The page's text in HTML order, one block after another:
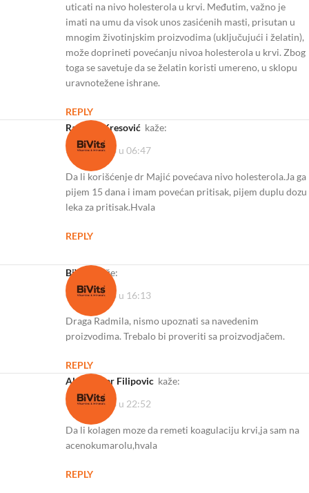
uticati na nivo holesterola u krvi. Međutim, važno je
imati na umu da visok unos zasićenih masti, prisutan u
mnogim životinjskim proizvodima (uključujući i želatin),
može doprineti povećanju nivoa holesterola u krvi. Zbog
toga se savetuje da se želatin koristi umereno, u sklopu
uravnotežene ishrane.
REPLY
Radmila Kresović kaže:
30/04/2023 u 06:47
Da li korišćenje dr Majić povećava nivo holesterola.Ja ga
pijem 15 dana i imam povećan pritisak, pijem duplu dozu
leka za pritisak.Hvala
REPLY
BiVits
kaže:
09/05/2023 u 16:13
Draga Radmila, nismo upoznati sa navedenim
proizvodima. Trebalo bi proveriti sa proizvodjačem.
REPLY
Aleksandar Filipovic kaže:
04/05/2023 u 22:52
Da li kolagen moze da remeti koagulaciju krvi,ja sam na
acenokumarolu,hvala
REPLY